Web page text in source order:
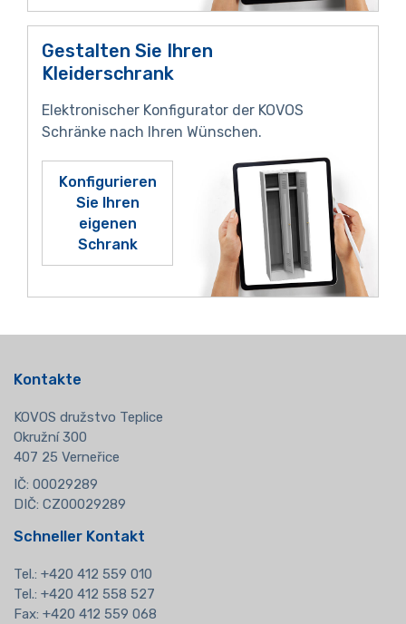
Gestalten Sie Ihren
Kleiderschrank
Elektronischer Konfigurator der KOVOS
Schränke nach Ihren Wünschen.
Konfigurieren
Sie Ihren
eigenen
Schrank
Kontakte
KOVOS družstvo Teplice
Okružní 300
407 25 Verneřice
IČ: 00029289
DIČ: CZ00029289
Schneller Kontakt
Tel.: +420 412 559 010
Tel.: +420 412 558 527
Fax: +420 412 559 068